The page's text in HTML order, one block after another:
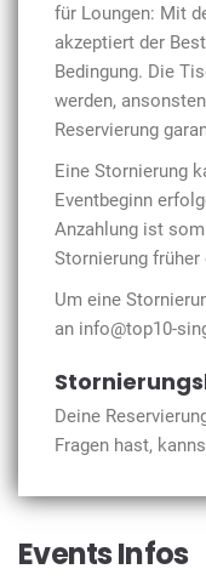
für Loungen: Mit
akzeptiert der
Bedingung. Die
werden,
Reservierung
Eine Stornierung
Eventbeginn
Anzahlung ist
Stornierung früher
Um eine
an info@top10-
Deine
Fragen hast,
Events Infos